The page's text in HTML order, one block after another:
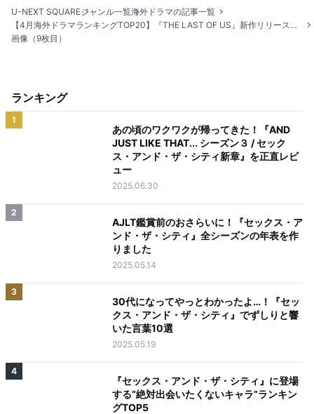
U-NEXT SQUAREジャンル一覧海外ドラマの記事一覧
【4月海外ドラマランキングTOP20】『THE LAST OF US』新作リリースに合わせてTOP2を独占
画像（9枚目）
ランキング
1
あの頃のワクワクが帰ってきた！『AND
JUST LIKE THAT... シーズン３ / セック
ス・アンド・ザ・シティ新章』を正直レビ
ュー
2025.06.30
2
AJLT鑑賞前のおさらいに！『セックス・ア
ンド・ザ・シティ』全シーズンの年表を作
りました
2025.05.14
3
30代になってやっとわかったよ…！『セッ
クス・アンド・ザ・シティ』でずしりと響
いた言葉10選
2025.05.19
4
『セックス・アンド・ザ・シティ』に登場
する“絶対出会いたくないキャラ”ランキン
グTOP5